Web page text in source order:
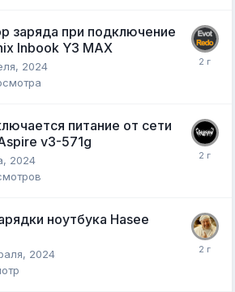
заряда при подключение
Inbook Y3 MAX
2024
питание от сети
v3-571g
2024
ноутбука Hasee
2024